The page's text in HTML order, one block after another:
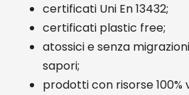
certificati Uni En 13432;
certificati plastic free;
atossici e senza
sapori;
prodotti con risorse 100%